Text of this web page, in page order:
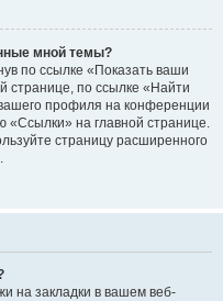
мной темы?
по ссылке «Показать ваши
странице, по ссылке «Найти
профиля на конференции
на главной странице.
страницу расширенного
на закладки в вашем веб-